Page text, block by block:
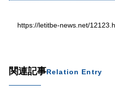
https://letitbe-news.net/
関連記事Relation Entry